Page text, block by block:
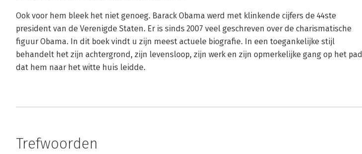
Ook voor hem bleek het niet genoeg. Barack Obama werd met klinkende cijfers de 44ste
president van de Verenigde Staten. Er is sinds 2007 veel geschreven over de charismatische
figuur Obama. In dit boek vindt u zijn meest actuele biografie. In een toegankelijke stijl
behandelt het zijn achtergrond, zijn levensloop, zijn werk en zijn opmerkelijke gang op het pad
dat hem naar het witte huis leidde.
Trefwoorden